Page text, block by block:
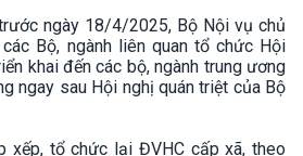
ngày 18/4/2025, Bộ Nội vụ chủ
Bộ, ngành liên quan tổ chức Hội
khai đến các bộ, ngành trung ương
ngay sau Hội nghị quán triệt của Bộ
xếp, tổ chức lại ĐVHC cấp xã, theo